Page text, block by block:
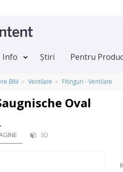
Info Știri Pentru
BIM Ventilare Fitinguri - Ventilare
Oval
3D